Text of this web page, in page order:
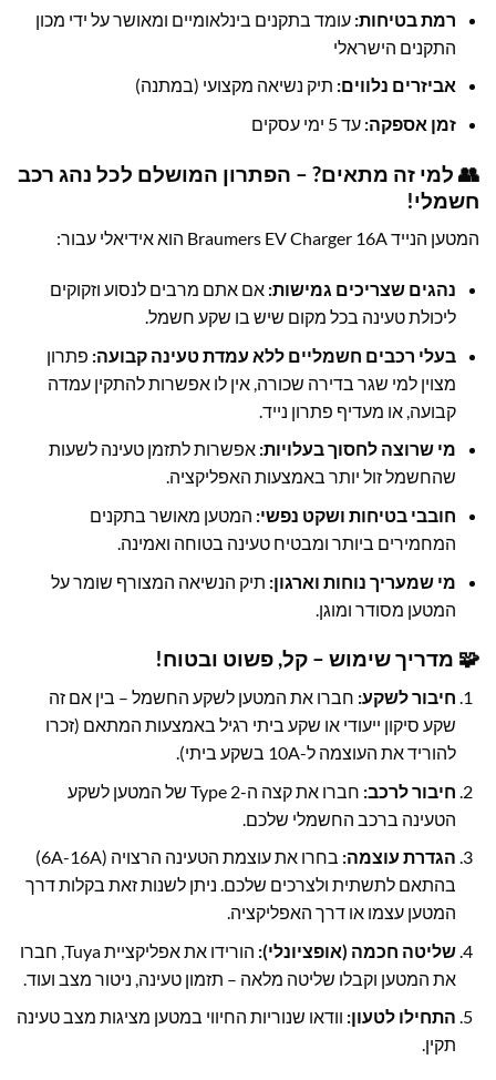
רמת בטיחות: עומד בתקנים בינלאומיים ומאושר על ידי מכון
התקנים הישראלי
אביזרים נלווים: תיק נשיאה מקצועי (במתנה)
זמן אספקה: עד 5 ימי עסקים
👥 למי זה מתאים? – הפתרון המושלם לכל נהג רכב
חשמלי!
המטען הנייד Braumers EV Charger 16A הוא אידיאלי עבור:
נהגים שצריכים גמישות: אם אתם מרבים לנסוע וזקוקים
ליכולת טעינה בכל מקום שיש בו שקע חשמל.
בעלי רכבים חשמליים ללא עמדת טעינה קבועה: פתרון
מצוין למי שגר בדירה שכורה, אין לו אפשרות להתקין עמדה
קבועה, או מעדיף פתרון נייד.
מי שרוצה לחסוך בעלויות: אפשרות לתזמן טעינה לשעות
שהחשמל זול יותר באמצעות האפליקציה.
חובבי בטיחות ושקט נפשי: המטען מאושר בתקנים
המחמירים ביותר ומבטיח טעינה בטוחה ואמינה.
מי שמעריך נוחות וארגון: תיק הנשיאה המצורף שומר על
המטען מסודר ומוגן.
🧩 מדריך שימוש – קל, פשוט ובטוח!
חיבור לשקע: חברו את המטען לשקע החשמל – בין אם זה
שקע סיקון ייעודי או שקע ביתי רגיל באמצעות המתאם (זכרו
להוריד את העוצמה ל-10A בשקע ביתי).
חיבור לרכב:
חברו את קצה ה-Type 2 של המטען לשקע
הטעינה ברכב החשמלי שלכם.
הגדרת עוצמה:
בחרו את עוצמת הטעינה הרצויה (6A-16A)
בהתאם לתשתית ולצרכים שלכם. ניתן לשנות זאת בקלות דרך
המטען עצמו או דרך האפליקציה.
שליטה חכמה (אופציונלי):
הורידו את אפליקציית Tuya, חברו
את המטען וקבלו שליטה מלאה – תזמון טעינה, ניטור מצב ועוד.
התחילו לטעון: וודאו שנוריות החיווי במטען מציגות מצב טעינה
תקין.